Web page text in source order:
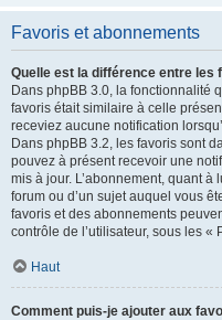
Favoris et abonnements
Quelle est la différence entre les
Dans phpBB 3.0, la fonctionnalité
favoris était similaire à celle
receviez aucune notification
Dans phpBB 3.2, les favoris sont
pouvez à présent recevoir une
mis à jour. L’abonnement, quant à
forum ou d’un sujet auquel vous
favoris et des abonnements
contrôle de l’utilisateur, sous les «
Haut
Comment puis-je ajouter aux